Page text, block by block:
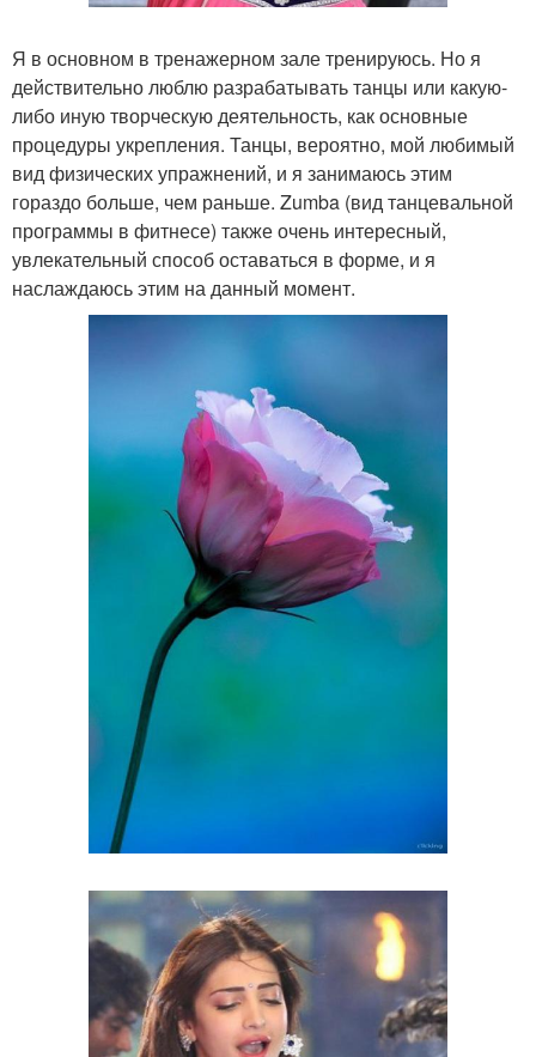
Я в основном в тренажерном зале тренируюсь. Но я
действительно люблю разрабатывать танцы или какую-
либо иную творческую деятельность, как основные
процедуры укрепления. Танцы, вероятно, мой любимый
вид физических упражнений, и я занимаюсь этим
гораздо больше, чем раньше. Zumba (вид танцевальной
программы в фитнесе) также очень интересный,
увлекательный способ оставаться в форме, и я
наслаждаюсь этим на данный момент.